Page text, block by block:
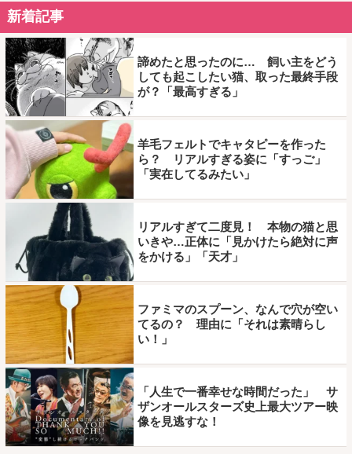
新着記事
諦めたと思ったのに… 飼い主をどう
しても起こしたい猫、取った最終手段
が？「最高すぎる」
羊毛フェルトでキャタピーを作った
ら？ リアルすぎる姿に「すっご」
「実在してるみたい」
リアルすぎて二度見！ 本物の猫と思
いきや…正体に「見かけたら絶対に声
をかける」「天才」
ファミマのスプーン、なんで穴が空い
てるの？ 理由に「それは素晴らし
い！」
「人生で一番幸せな時間だった」 サ
ザンオールスターズ史上最大ツアー映
像を見逃すな！